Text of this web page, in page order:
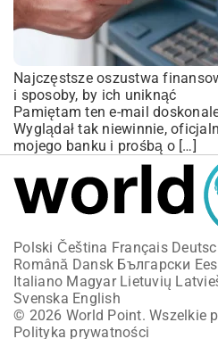
Najczęstsze oszustwa
i sposoby, by ich uniknąć
Pamiętam ten e-mail
Wyglądał tak niewinnie,
mojego banku i prośbą o […]
Polski Čeština Français
Română Dansk Български
Italiano Magyar Lietuvių
Svenska English
© 2026 World Point. Wszelkie
Polityka prywatności